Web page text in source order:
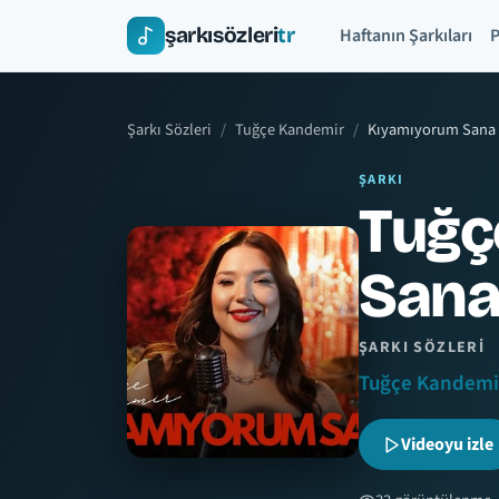
şarkısözleritr Haftanın Şarkıları
Şarkı Sözleri Tuğçe Kandemir Kıyamıyorum Sana
ŞARKI
Sana
ŞARKI SÖZLERI
Tuğçe
Videoyu izle